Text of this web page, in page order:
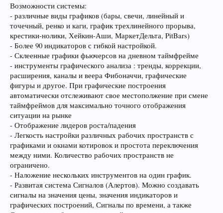
Возможности системы:
- различные виды графиков (бары, свечи, линейный и
точечный, ренко и каги, график трехлинейного прорыва,
крестики-нолики, Хейкин-Аши, МаркетДельта, PitBars)
- Более 90 индикаторов с гибкой настройкой.
- Склеенные графики фьючерсов на дневном таймфрейме
- инструменты графического анализа : тренды, коррекции,
расширения, каналы и веера Фибоначчи, графические
фигуры и другое. При графические построения
автоматически отслеживают свое местополжение при смене
таймфреймов для максимально точного отображения
ситуации на рынке
- Отображение лидеров роста/падения
- Легкость настройки различных рабочих пространств с
графиками и окнами котировок и простота переключения
между ними. Количество рабочих пространств не
ограничено.
- Наложение нескольких инструментов на один график.
- Развитая система Сигналов (Алертов). Можно создавать
сигналы на значения цены, значения индикаторов и
графических построений, Сигналы по времени, а также